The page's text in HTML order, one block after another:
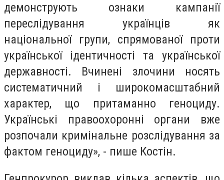
демонструють ознаки кампанії
переслідування українців як
національної групи, спрямованої проти
української ідентичності та української
державності. Вчинені злочини носять
систематичний і широкомасштабний
характер, що притаманно геноциду.
Українські правоохоронні органи вже
розпочали кримінальне розслідування за
фактом геноциду», - пише Костін.